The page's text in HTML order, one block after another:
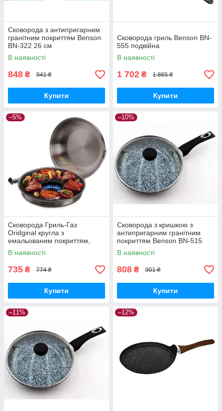
Сковорода з антипригарним
гранітним покриттям Benson
BN-322 26 см
В наявності
848 ₴ 941 ₴
Купити
Сковорода гриль Benson BN-
555 подвійна
В наявності
1 702 ₴ 1 865 ₴
Купити
–5%
Сковорода Гриль-Газ
Oridginal кругла з
емальованим покриттям,
33см
В наявності
735 ₴ 774 ₴
Купити
–10%
Сковорода з кришкою з
антипригарним гранітним
покриттям Benson BN-515
(24*5.5см)
В наявності
808 ₴ 901 ₴
Купити
–11% –12%